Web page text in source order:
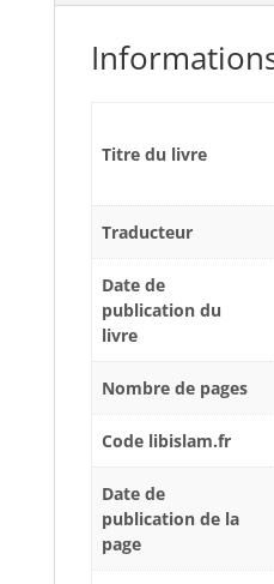
Titre du livre
Traducteur
Date de
publication du
livre
Nombre de pages
Code libislam.fr
Date de
publication de la
page